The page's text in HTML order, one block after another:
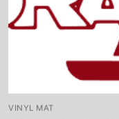
VINYL MAT